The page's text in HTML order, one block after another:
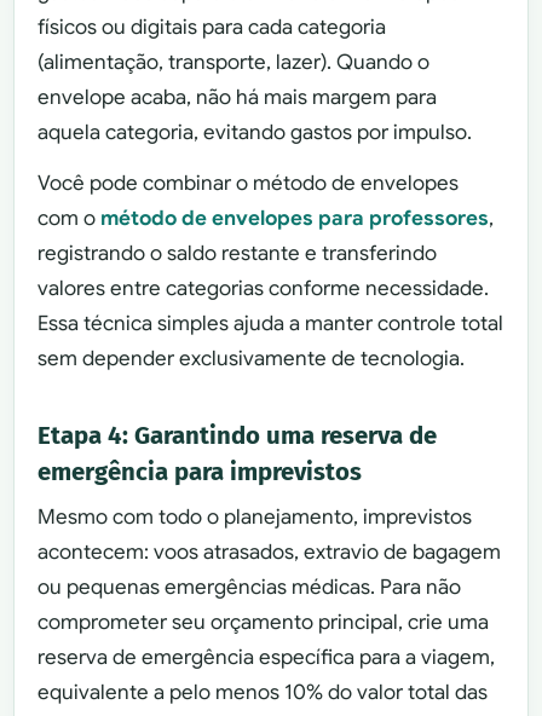
físicos ou digitais para cada categoria
(alimentação, transporte, lazer). Quando o
envelope acaba, não há mais margem para
aquela categoria, evitando gastos por impulso.
Você pode combinar o método de envelopes
com o método de envelopes para professores,
registrando o saldo restante e transferindo
valores entre categorias conforme necessidade.
Essa técnica simples ajuda a manter controle total
sem depender exclusivamente de tecnologia.
Etapa 4: Garantindo uma reserva de
emergência para imprevistos
Mesmo com todo o planejamento, imprevistos
acontecem: voos atrasados, extravio de bagagem
ou pequenas emergências médicas. Para não
comprometer seu orçamento principal, crie uma
reserva de emergência específica para a viagem,
equivalente a pelo menos 10% do valor total das